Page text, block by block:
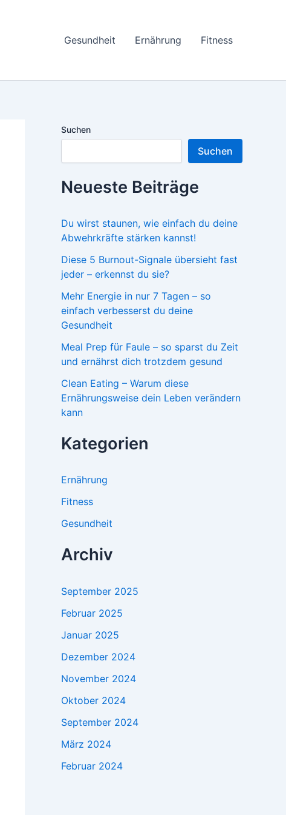
Gesundheit Ernährung Fitness
Suchen
Suchen
Neueste Beiträge
Du wirst staunen, wie einfach du deine
Abwehrkräfte stärken kannst!
Diese 5 Burnout-Signale übersieht fast
jeder – erkennst du sie?
Mehr Energie in nur 7 Tagen – so
einfach verbesserst du deine
Gesundheit
Meal Prep für Faule – so sparst du Zeit
und ernährst dich trotzdem gesund
Clean Eating – Warum diese
Ernährungsweise dein Leben verändern
kann
Kategorien
Ernährung
Fitness
Gesundheit
Archiv
September 2025
Februar 2025
Januar 2025
Dezember 2024
November 2024
Oktober 2024
September 2024
März 2024
Februar 2024